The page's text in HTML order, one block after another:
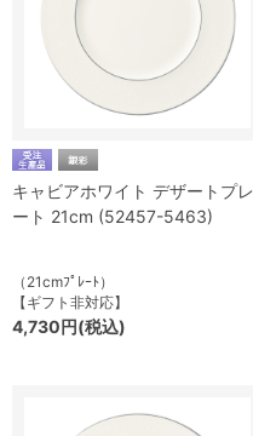
キャビアホワイト デザートプレ
ート 21cm (52457-5463)
（21cmﾌﾟﾚｰﾄ）
【ギフト非対応】
4,730円(税込)